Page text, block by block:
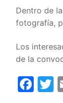
Dentro de
fotografía,
Los
de la